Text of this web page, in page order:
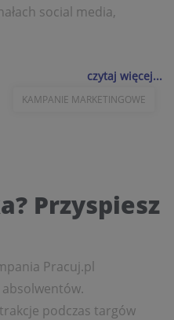
social media,
czytaj więcej...
KAMPANIE MARKETINGOWE
Przyspiesz
Pracuj.pl
podczas targów